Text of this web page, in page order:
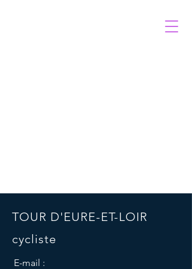
TOUR D'EURE-ET-LOIR
cycliste
E-mail :